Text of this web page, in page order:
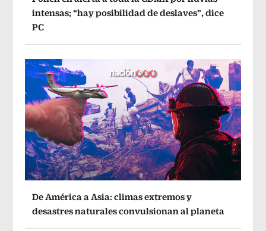
intensas; “hay posibilidad de deslaves”, dice
PC
De América a Asia: climas extremos y
desastres naturales convulsionan al planeta